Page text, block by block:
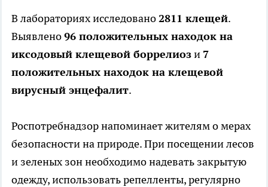
В лабораториях исследовано2811 клещей.
Выявлено96 положительных находок на
иксодовый клещевой боррелиози 7
положительных находок на клещевой
вирусный энцефалит.
Роспотребнадзор напоминает жителям о мерах
безопасности на природе. При посещении лесов
и зеленых зон необходимо надевать закрытую
одежду, использовать репелленты, регулярно